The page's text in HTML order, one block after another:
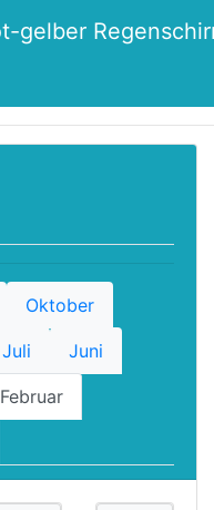
Oktober
Juli Juni
Februar